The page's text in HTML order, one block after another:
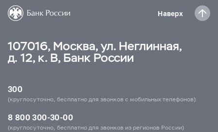
Наверх
107016, Москва, ул. Неглинная,
д. 12, к. В, Банк России
300
(круглосуточно, бесплатно для звонков с мобильных телефонов)
8 800 300-30-00
(круглосуточно, бесплатно для звонков из регионов России)